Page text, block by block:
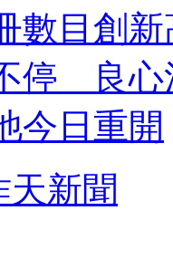
數目創新
停 良心
今日重開
天新聞